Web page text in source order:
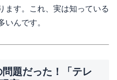
ます。これ、実は知っている
いんです。
題だった！「テレ